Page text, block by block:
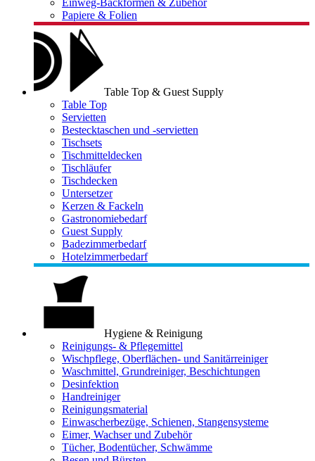
Einweg-Backformen & Zubehör
Papiere & Folien
Table Top & Guest Supply
Table Top
Servietten
Bestecktaschen und -servietten
Tischsets
Tischmitteldecken
Tischläufer
Tischdecken
Untersetzer
Kerzen & Fackeln
Gastronomiebedarf
Guest Supply
Badezimmerbedarf
Hotelzimmerbedarf
Hygiene & Reinigung
Reinigungs- & Pflegemittel
Wischpflege, Oberflächen- und Sanitärreiniger
Waschmittel, Grundreiniger, Beschichtungen
Desinfektion
Handreiniger
Reinigungsmaterial
Einwascherbezüge, Schienen, Stangensysteme
Eimer, Wachser und Zubehör
Tücher, Bodentücher, Schwämme